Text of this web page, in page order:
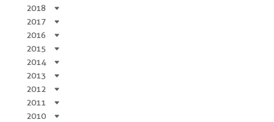
2018
2017
2016
2015
2014
2013
2012
2011
2010